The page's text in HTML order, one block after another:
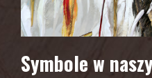
Symbole w